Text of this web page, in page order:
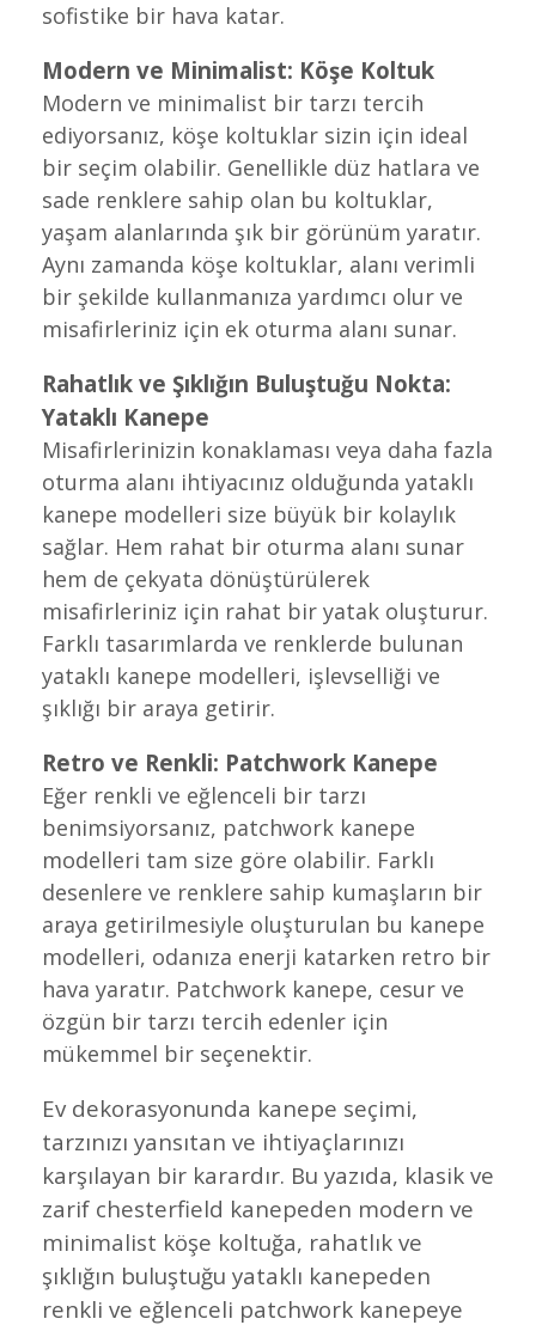
sofistike bir hava katar.
Modern ve Minimalist: Köşe Koltuk
Modern ve minimalist bir tarzı tercih
ediyorsanız, köşe koltuklar sizin için ideal
bir seçim olabilir. Genellikle düz hatlara ve
sade renklere sahip olan bu koltuklar,
yaşam alanlarında şık bir görünüm yaratır.
Aynı zamanda köşe koltuklar, alanı verimli
bir şekilde kullanmanıza yardımcı olur ve
misafirleriniz için ek oturma alanı sunar.
Rahatlık ve Şıklığın Buluştuğu Nokta:
Yataklı Kanepe
Misafirlerinizin konaklaması veya daha fazla
oturma alanı ihtiyacınız olduğunda yataklı
kanepe modelleri size büyük bir kolaylık
sağlar. Hem rahat bir oturma alanı sunar
hem de çekyata dönüştürülerek
misafirleriniz için rahat bir yatak oluşturur.
Farklı tasarımlarda ve renklerde bulunan
yataklı kanepe modelleri, işlevselliği ve
şıklığı bir araya getirir.
Retro ve Renkli: Patchwork Kanepe
Eğer renkli ve eğlenceli bir tarzı
benimsiyorsanız, patchwork kanepe
modelleri tam size göre olabilir. Farklı
desenlere ve renklere sahip kumaşların bir
araya getirilmesiyle oluşturulan bu kanepe
modelleri, odanıza enerji katarken retro bir
hava yaratır. Patchwork kanepe, cesur ve
özgün bir tarzı tercih edenler için
mükemmel bir seçenektir.
Ev dekorasyonunda kanepe seçimi,
tarzınızı yansıtan ve ihtiyaçlarınızı
karşılayan bir karardır. Bu yazıda, klasik ve
zarif chesterfield kanepeden modern ve
minimalist köşe koltuğa, rahatlık ve
şıklığın buluştuğu yataklı kanepeden
renkli ve eğlenceli patchwork kanepeye